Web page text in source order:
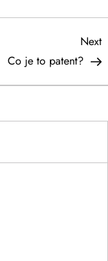
Next
Co je to patent?